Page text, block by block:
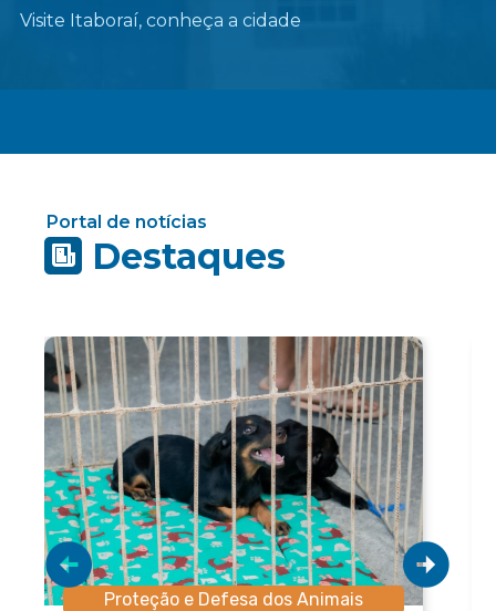
Visite Itaboraí, conheça a cidade
Portal de notícias
Destaques
Proteção e Defesa dos Animais